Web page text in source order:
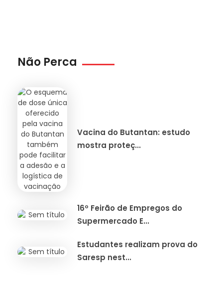
Não Perca
Vacina do Butantan: estudo
mostra proteç...
16º Feirão de Empregos do
Supermercado E...
Estudantes realizam prova do
Saresp nest...